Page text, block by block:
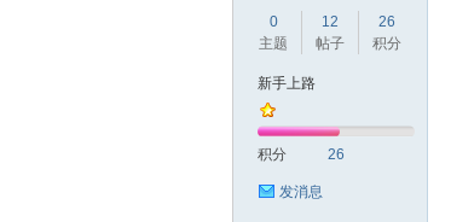
0
主题
12
帖子
26
积分
新手上路
积分 26
发消息